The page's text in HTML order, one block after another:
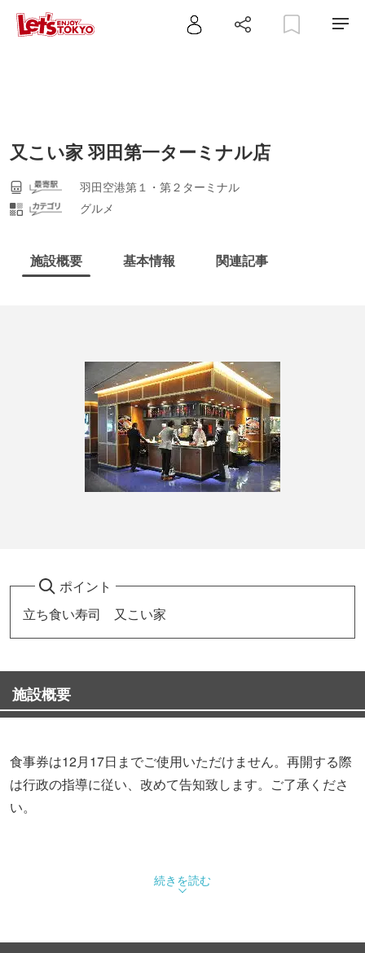
又こい家 羽田第一ターミナル店
羽田空港第１・第２ターミナル
グルメ
施設概要 基本情報 関連記事
ポイント
立ち食い寿司 又こい家
施設概要
食事券は12月17日までご使用いただけません。再開する際
は行政の指導に従い、改めて告知致します。ご了承くださ
い。
続きを読む